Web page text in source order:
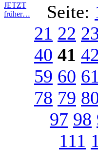
JETZT |
früher…
Seite:
21 22
40 41 42
59 60 61
78 79
97 98
111